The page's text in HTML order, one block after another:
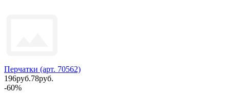
Перчатки (арт. 70562)
196руб.78руб.
-60%